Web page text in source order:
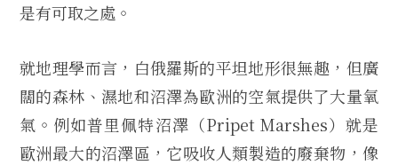
是有可取之處。
就地理學而言，白俄羅斯的平坦地形很無趣，但廣
闊的森林、濕地和沼澤為歐洲的空氣提供了大量氧
氣。例如普里佩特沼澤（Pripet Marshes）就是
歐洲最大的沼澤區，它吸收人類製造的廢棄物，像